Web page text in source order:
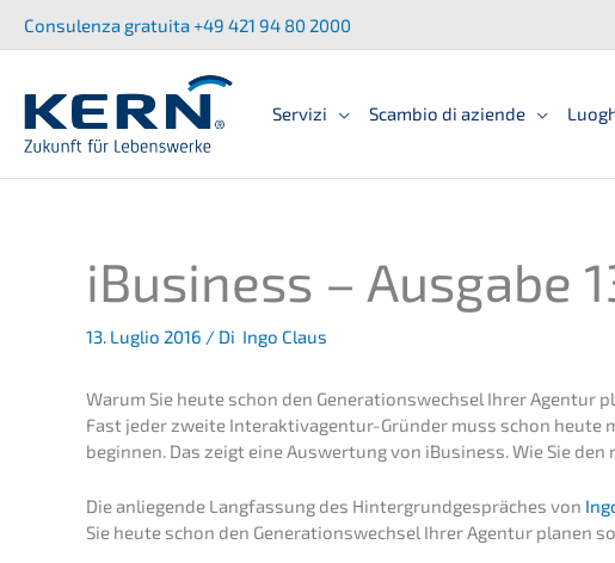
Inhalt
Consu­len­za gratui­ta +49 421 94 80 2000
Servizi Scambio di aziende
iBusi­ness – Ausga­be
13. Luglio 2016 / Di Ingo Claus
Warum Sie heute schon den Generations­wechsel Ihrer Agentur
Fast jeder zweite Inter­ak­tiv­agen­tur-Gründer muss schon heute
begin­nen. Das zeigt eine Auswer­tung von iBusi­ness. Wie Sie
Die anlie­gen­de Langfas­sung des Hinter­grund­ge­sprä­ches von
Sie heute schon den Generations­wechsel Ihrer Agentur planen